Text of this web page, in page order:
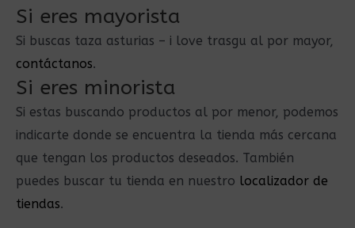
Si eres mayorista
Si buscas taza asturias – i love trasgu al por mayor,
contáctanos.
Si eres minorista
Si estas buscando productos al por menor, podemos
indicarte donde se encuentra la tienda más cercana
que tengan los productos deseados. También
puedes buscar tu tienda en nuestro localizador de
tiendas.